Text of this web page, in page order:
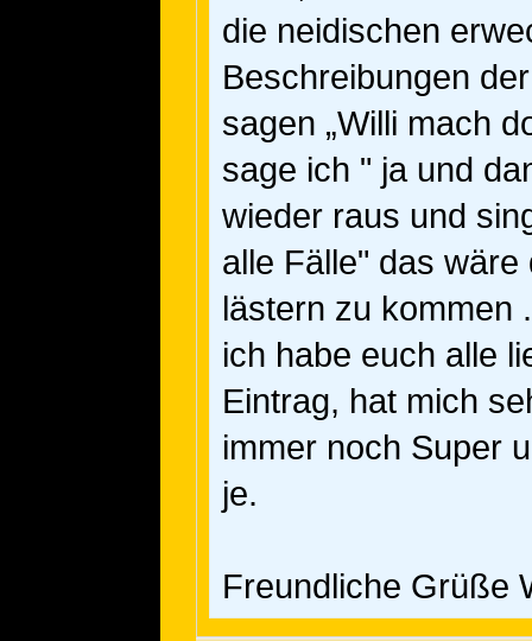
die neidischen
Beschreibungen
sagen „Willi mach
sage ich " ja und
wieder raus und
alle Fälle" das
lästern zu kommen
ich habe euch alle
Eintrag, hat mich
immer noch Super
je.
Freundliche Grüße